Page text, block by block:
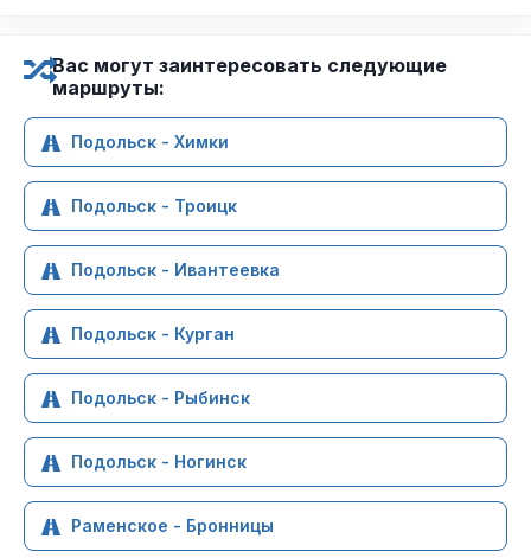
Вас могут заинтересовать следующие
маршруты:
Подольск - Химки
Подольск - Троицк
Подольск - Ивантеевка
Подольск - Курган
Подольск - Рыбинск
Подольск - Ногинск
Раменское - Бронницы